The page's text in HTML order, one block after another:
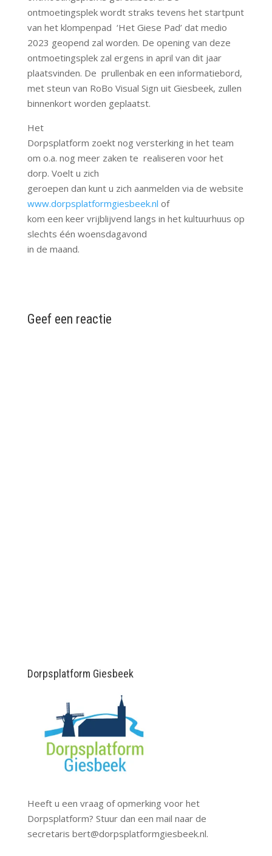
ontmoetingsplek wordt straks tevens het startpunt
van het klompenpad ‘Het Giese Pad’ dat medio
2023 geopend zal worden. De opening van deze
ontmoetingsplek zal ergens in april van dit jaar
plaatsvinden. De prullenbak en een informatiebord,
met steun van RoBo Visual Sign uit Giesbeek, zullen
binnenkort worden geplaatst.
Het
Dorpsplatform zoekt nog versterking in het team
om o.a. nog meer zaken te realiseren voor het
dorp. Voelt u zich
geroepen dan kunt u zich aanmelden via de website
www.dorpsplatformgiesbeek.nl of
kom een keer vrijblijvend langs in het kultuurhuus op
slechts één woensdagavond
in de maand.
Geef een reactie
Dorpsplatform Giesbeek
Heeft u een vraag of opmerking voor het
Dorpsplatform? Stuur dan een mail naar de
secretaris bert@dorpsplatformgiesbeek.nl.